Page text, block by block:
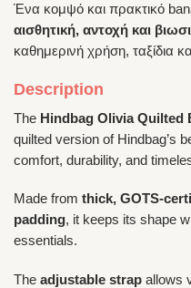
Ένα κομψό και πρακτικό
αισθητική, αντοχή και
καθημερινή χρήση, ταξίδια
Description
The Hindbag Olivia Quilted
quilted version of Hindbag’s
comfort, durability, and
Made from thick, GOTS-
padding, it keeps its shape
essentials.
The adjustable strap allows